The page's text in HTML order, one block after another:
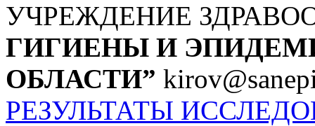
УЧРЕЖДЕНИЕ
ГИГИЕНЫ И
ОБЛАСТИ”
РЕЗУЛЬТАТЫ